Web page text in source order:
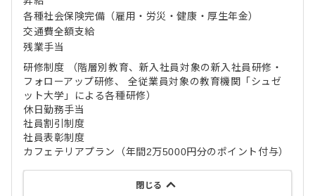
各種社会保険完備（雇用・労災・健康・厚生年金）
交通費全額支給
残業手当
研修制度 （階層別教育、新入社員対象の新入社員研修・
フォローアップ研修、 全従業員対象の教育機関「シュゼ
ット大学」による各種研修）
休日勤務手当
社員割引制度
社員表彰制度
カフェテリアプラン（年間2万5000円分のポイント付与）
閉じる